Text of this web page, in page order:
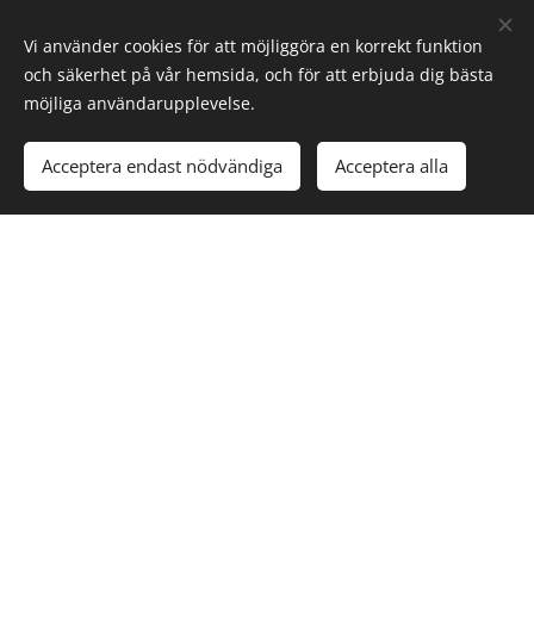
Ditt namn
E-post
Vi använder cookies för att möjliggöra en korrekt funktion
och säkerhet på vår hemsida, och för att erbjuda dig bästa
möjliga användarupplevelse.
Acceptera endast nödvändiga Acceptera alla